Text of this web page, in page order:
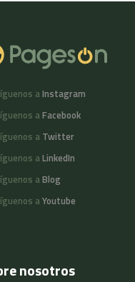
aInstagram
aFacebook
a Twitter
aLinkedIn
aBlog
aYoutube
nosotros